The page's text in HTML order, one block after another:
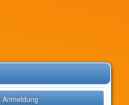
Anmeldung